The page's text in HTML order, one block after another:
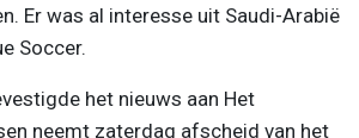
Er was al interesse uit Saudi-Arabië
Soccer.
het nieuws aan Het
neemt zaterdag afscheid van het